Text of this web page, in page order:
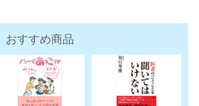
おすすめ商品